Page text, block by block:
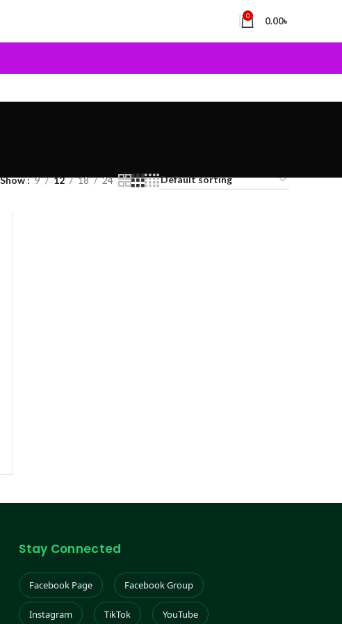
0 0.00৳
Show 9 12 18 24
Stay Connected
Facebook Page Facebook Group
Instagram TikTok YouTube